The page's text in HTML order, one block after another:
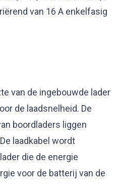
van 16 A enkelfasig
van de ingebouwde lader
de laadsnelheid. De
boordladers liggen
laadkabel wordt
die de energie
voor de batterij van de